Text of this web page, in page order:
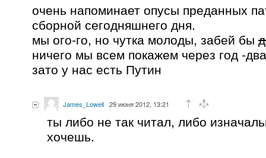
очень напоминает опусы преданных
сборной сегодняшнего дня.
мы ого-го, но чутка молоды, забей бы
ничего мы всем покажем через год -
зато у нас есть Путин
James_Lowell 29 июня 2012, 13:21
ты либо не так читал, либо
хочешь.